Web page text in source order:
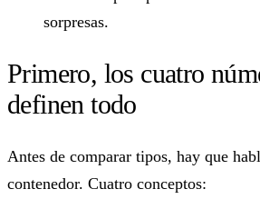
sorpresas.
Primero, los cuatro
definen todo
Antes de comparar tipos, hay que
contenedor. Cuatro conceptos: